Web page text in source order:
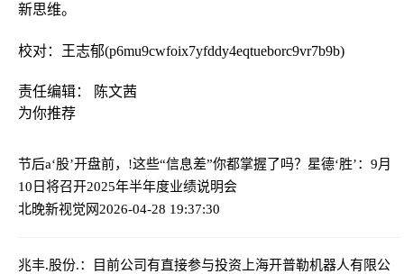
新思维。
校对：王志郁(p6mu9cwfoix7yfddy4eqtueborc9vr7b9b)
责任编辑： 陈文茜
为你推荐
节后a‘股’开盘前，!这些“信息差”你都掌握了吗？ 星德‘胜’：9月
10日将召开2025年半年度业绩说明会
北晚新视觉网2026-04-28 19:37:30
兆丰.股份.：目前公司有直接参与投资上海开普勒机器人有限公